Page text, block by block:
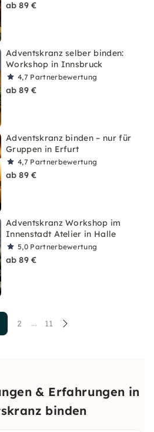
ab 89 €
Adventskranz selber binden:
Workshop in Innsbruck
4,7 Partnerbewertung
ab 89 €
Adventskranz binden – nur für
Gruppen in Erfurt
4,7 Partnerbewertung
ab 89 €
Adventskranz Workshop im
Innenstadt Atelier in Halle
5,0 Partnerbewertung
ab 89 €
2 ... 11
& Erfahrungen in
binden